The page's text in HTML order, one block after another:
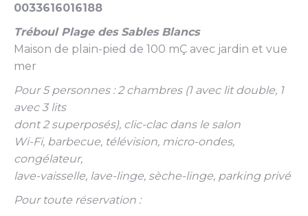
0033616016188
Tréboul Plage des Sables Blancs
Maison de plain-pied de 100 mÇ avec jardin et vue
mer
Pour 5 personnes : 2 chambres (1 avec lit double, 1
avec 3 lits
dont 2 superposés), clic-clac dans le salon
Wi-Fi, barbecue, télévision, micro-ondes,
congélateur,
lave-vaisselle, lave-linge, sèche-linge, parking privé
Pour toute réservation :